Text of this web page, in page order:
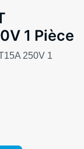
1 Pièce
250V 1